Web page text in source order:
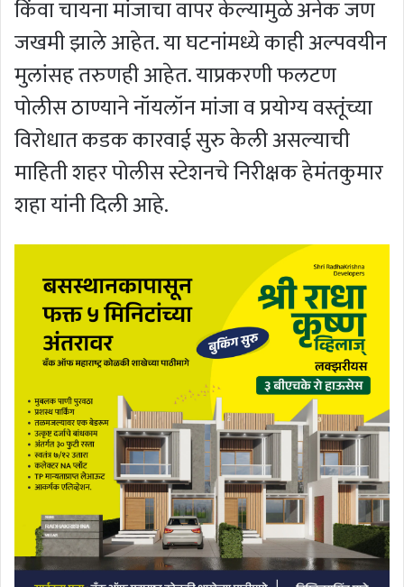
किंवा चायना मांजाचा वापर केल्यामुळे अनेक जण
जखमी झाले आहेत. या घटनांमध्ये काही अल्पवयीन
मुलांसह तरुणही आहेत. याप्रकरणी फलटण
पोलीस ठाण्याने नॉयलॉन मांजा व प्रयोग्य वस्तूंच्या
विरोधात कडक कारवाई सुरु केली असल्याची
माहिती शहर पोलीस स्टेशनचे निरीक्षक हेमंतकुमार
शहा यांनी दिली आहे.